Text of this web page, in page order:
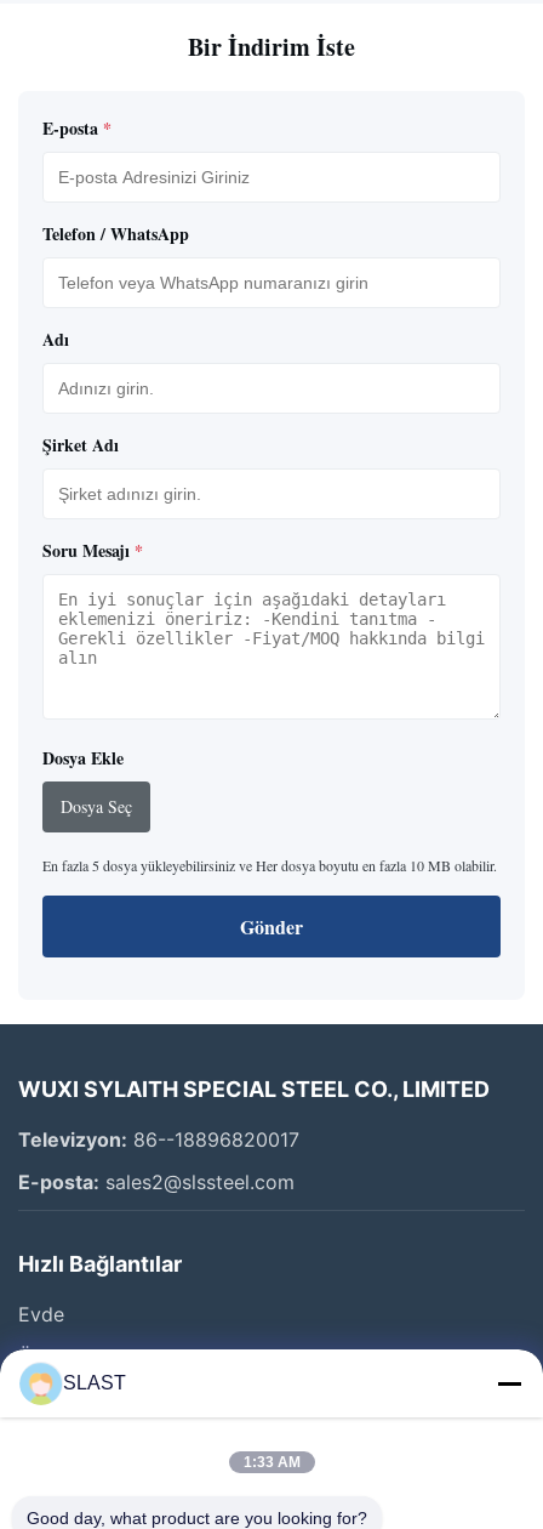
Bir İndirim İste
E-posta *
Telefon / WhatsApp
Adı
Şirket Adı
Soru Mesajı *
Dosya Ekle
Dosya Seç
En fazla 5 dosya yükleyebilirsiniz ve Her dosya boyutu en fazla 10 MB olabilir.
Gönder
WUXI SYLAITH SPECIAL STEEL CO., LIMITED
Televizyon: 86--18896820017
E-posta: sales2@slssteel.com
Hızlı Bağlantılar
Evde
Ürün
Videolar
SLAST
1:33 AM
Good day, what product are you looking for?